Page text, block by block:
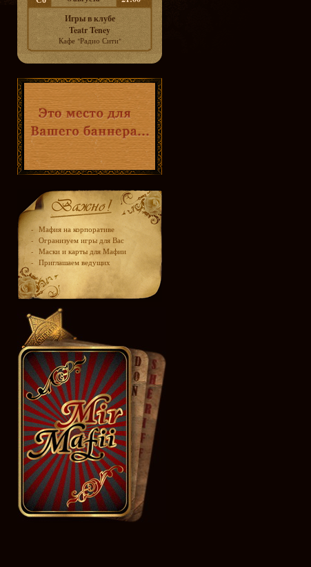
Игры в клубе
Teatr Teney
Кафе "Радио Сити"
- Мафия на корпоративе
- Огранизуем игры для Вас
- Маски и карты для Мафии
- Приглашаем ведущих